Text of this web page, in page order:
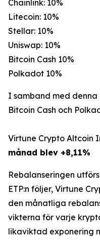
Chainlink: 10%
Litecoin: 10%
Stellar: 10%
Uniswap: 10%
Bitcoin Cash 10%
Polkadot 10%
I samband med
Bitcoin Cash och
Virtune Crypto Altcoin
månad blev +8,11%
Rebalanseringen
ETP:n följer, Virtune
den månatliga
vikterna för varje
likaviktad exponering